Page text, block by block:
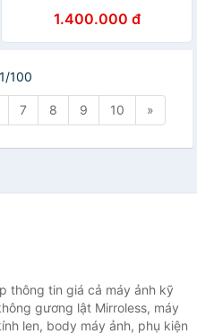
1.400.000 đ
100
7 8 9 10 »
thông tin giá cả máy ảnh kỹ
gương lật Mirroless, máy
len, body máy ảnh, phụ kiện